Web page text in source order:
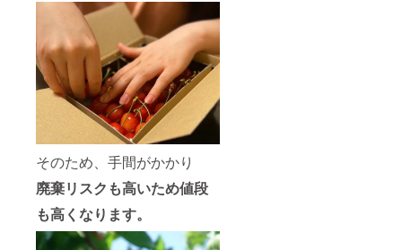
そのため、手間がかかり
廃棄リスクも高いため値段
も高くなります。